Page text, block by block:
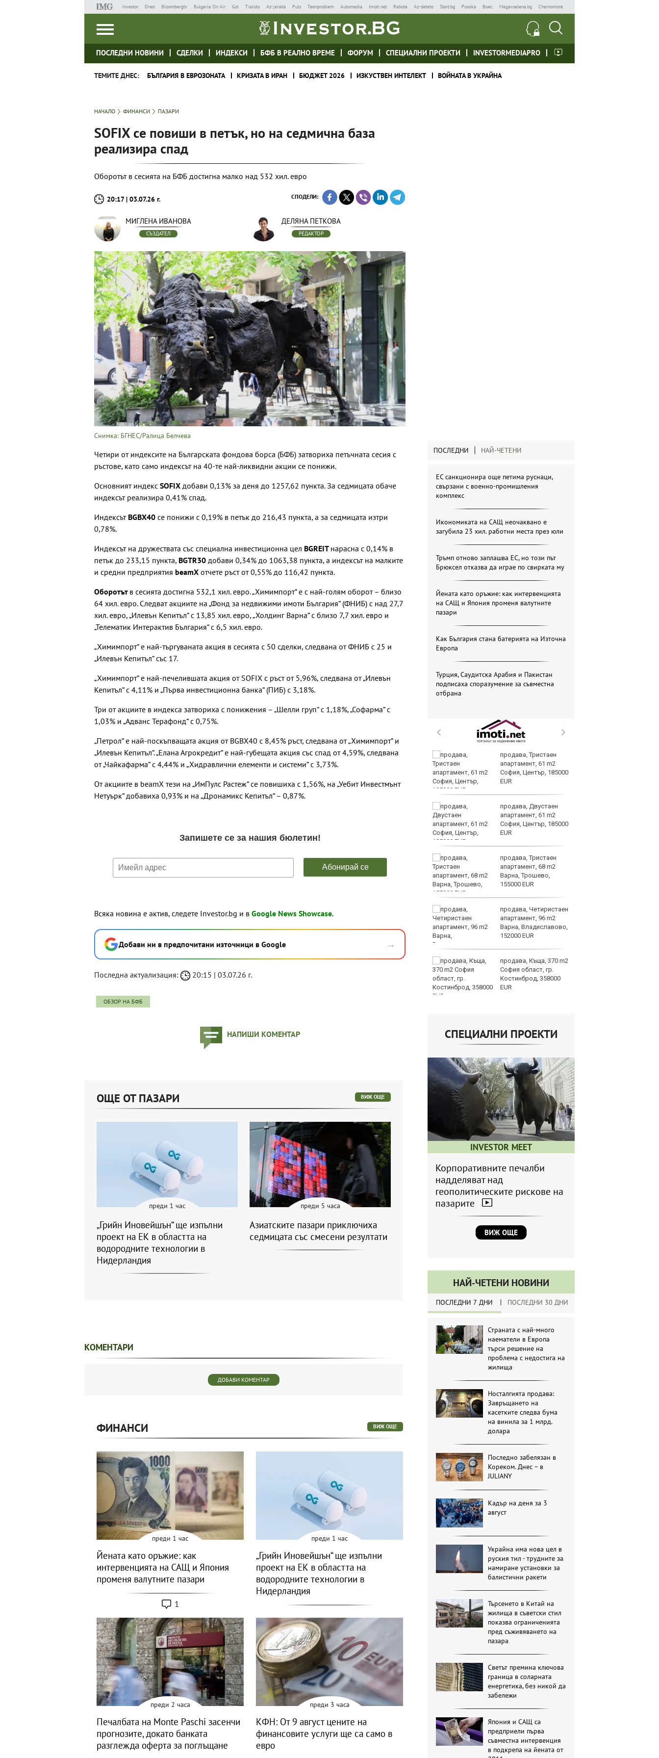
Investor Dnes Bloombergtv Bulgaria On Air Gol Tialoto Az-jenata Puls Teenproblem Automedia Imoti.net Rabota Az-deteto Start.bg Posoka Boec Megavselena.bg Chernomore
ПОСЛЕДНИ НОВИНИ СДЕЛКИ ИНДЕКСИ БФБ В РЕАЛНО ВРЕМЕ ФОРУМ СПЕЦИАЛНИ ПРОЕКТИ INVESTORMEDIAPRO
ТЕМИТЕ ДНЕС: БЪЛГАРИЯ В ЕВРОЗОНАТА КРИЗАТА В ИРАН БЮДЖЕТ 2026 ИЗКУСТВЕН ИНТЕЛЕКТ ВОЙНАТА В УКРАЙНА
НАЧАЛО ФИНАНСИ ПАЗАРИ
SOFIX се повиши в петък, но на седмична база
реализира спад
Оборотът в сесията на БФБ достигна малко над 532 хил. евро
20:17 | 03.07.26 г. СПОДЕЛИ:
МИГЛЕНА ИВАНОВА
СЪЗДАТЕЛ
ДЕЛЯНА ПЕТКОВА
РЕДАКТОР
Снимка: БГНЕС/Ралица Белчева
Четири от индексите на Българската фондова борса (БФБ) затвориха петъчната сесия с
ръстове, като само индексът на 40-те най-ликвидни акции се понижи.
Основният индекс SOFIX добави 0,13% за деня до 1257,62 пункта. За седмицата обаче
индексът реализира 0,41% спад.
Индексът BGBX40 се понижи с 0,19% в петък до 216,43 пункта, а за седмицата изтри
0,78%.
Индексът на дружествата със специална инвестиционна цел BGREIT нарасна с 0,14% в
петък до 233,15 пункта, BGTR30 добави 0,34% до 1063,38 пункта, а индексът на малките
и средни предприятия beamX отчете ръст от 0,55% до 116,42 пункта.
Оборотът в сесията достигна 532,1 хил. евро. „Химимпорт“ е с най-голям оборот – близо
64 хил. евро. Следват акциите на „Фонд за недвижими имоти България“ (ФНИБ) с над 27,7
хил. евро, „Илевън Кепитъл“ с 13,85 хил. евро, „Холдинг Варна“ с близо 7,7 хил. евро и
„Телематик Интерактив България“ с 6,5 хил. евро.
„Химимпорт“ е най-търгуваната акция в сесията с 50 сделки, следвана от ФНИБ с 25 и
„Илевън Кепитъл“ със 17.
„Химимпорт“ е най-печелившата акция от SOFIX с ръст от 5,96%, следвана от „Илевън
Кепитъл“ с 4,11% и „Първа инвестиционна банка“ (ПИБ) с 3,18%.
Три от акциите в индекса затвориха с понижения – „Шелли груп“ с 1,18%, „Софарма“ с
1,03% и „Адванс Терафонд“ с 0,75%.
„Петрол“ е най-поскъпващата акция от BGBX40 с 8,45% ръст, следвана от „Химимпорт“ и
„Илевън Кепитъл“. „Елана Агрокредит“ е най-губещата акция със спад от 4,59%, следвана
от „Чайкафарма“ с 4,44% и „Хидравлични елементи и системи“ с 3,73%.
От акциите в beamX тези на „ИмПулс Растеж“ се повишиха с 1,56%, на „Уебит Инвестмънт
Нетуърк“ добавиха 0,93% и на „Дронамикс Кепитъл“ – 0,87%.
Всяка новина е актив, следете Investor.bg и в Google News Showcase.
Добави ни в предпочитани източници в Google →
Последна актуализация: 20:15 | 03.07.26 г.
ОБЗОР НА БФБ
НАПИШИ КОМЕНТАР
ПОСЛЕДНИ НАЙ-ЧЕТЕНИ
ЕС санкционира още петима руснаци,
свързани с военно-промишления
комплекс
Икономиката на САЩ неочаквано е
загубила 23 хил. работни места през юли
Тръмп отново заплашва ЕС, но този път
Брюксел отказва да играе по свирката му
Йената като оръжие: как интервенцията
на САЩ и Япония променя валутните
пазари
Как България стана батерията на Източна
Европа
Турция, Саудитска Арабия и Пакистан
подписаха споразумение за съвместна
отбрана
Пуснаха тока в КАТ
Оставиха в ареста
петимата младежи за
убийството в Пловдив
Сигнализирайте!
БАБХ спря над 150
продава, Тристаен
апартамент, 61 m2
София, Център, 185000
EUR
продава, Двустаен
апартамент, 61 m2
София, Център, 185000
EUR
продава, Тристаен
апартамент, 68 m2
Варна, Трошево,
155000 EUR
продава, Четиристаен
апартамент, 96 m2
Варна, Владиславово,
152000 EUR
продава, Къща, 370 m2
София област, гр.
Костинброд, 358000
EUR
СПЕЦИАЛНИ ПРОЕКТИ
INVESTOR MEET
Корпоративните печалби
надделяват над
геополитическите рискове на
пазарите
ВИЖ ОЩЕ
НАЙ-ЧЕТЕНИ НОВИНИ
ПОСЛЕДНИ 7 ДНИ ПОСЛЕДНИ 30 ДНИ
Страната с най-много
наематели в Европа
търси решение на
проблема с недостига на
жилища
Носталгията продава:
Завръщането на
касетките следва бума
на винила за 1 млрд.
долара
Последно забелязан в
Кореком. Днес – в
JULIANY
Кадър на деня за 3
август
Украйна има нова цел в
руския тил - трудните за
намиране установки за
балистични ракети
Търсенето в Китай на
жилища в съветски стил
показва ограниченията
пред съживяването на
пазара
Светът премина ключова
граница в соларната
енергетика, без никой да
забележи
Япония и САЩ са
предприели първа
съвместна интервенция
в подкрепа на йената от
ОЩЕ ОТ ПАЗАРИ ВИЖ ОЩЕ
преди 1 час
„Грийн Иновейшън“ ще изпълни
проект на ЕК в областта на
водородните технологии в
Нидерландия
преди 5 часа
Азиатските пазари приключиха
седмицата със смесени резултати
КОМЕНТАРИ
ДОБАВИ КОМЕНТАР
ФИНАНСИ ВИЖ ОЩЕ
преди 1 час
Йената като оръжие: как
интервенцията на САЩ и Япония
променя валутните пазари
1
преди 1 час
„Грийн Иновейшън“ ще изпълни
проект на ЕК в областта на
водородните технологии в
Нидерландия
преди 2 часа
Печалбата на Monte Paschi засенчи
прогнозите, докато банката
разглежда оферта за поглъщане
преди 3 часа
КФН: От 9 август цените на
финансовите услуги ще са само в
евро